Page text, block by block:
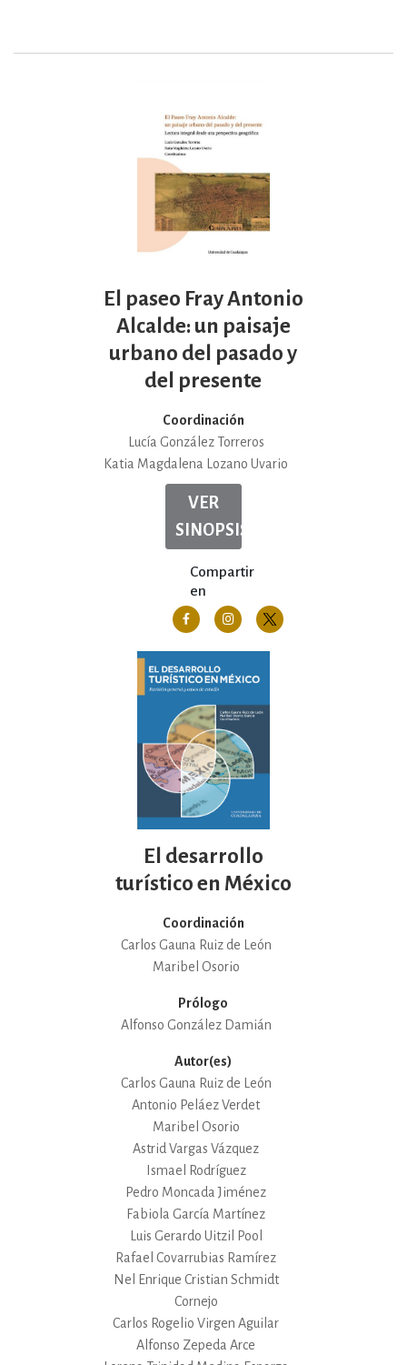
El paseo Fray Antonio
Alcalde: un paisaje
urbano del pasado y
del presente
Coordinación
Lucía González Torreros
Katia Magdalena Lozano Uvario
VER
SINOPSIS
Compartir
en
El desarrollo
turístico en México
Coordinación
Carlos Gauna Ruiz de León
Maribel Osorio
Prólogo
Alfonso González Damián
Autor(es)
Carlos Gauna Ruiz de León
Antonio Peláez Verdet
Maribel Osorio
Astrid Vargas Vázquez
Ismael Rodríguez
Pedro Moncada Jiménez
Fabiola García Martínez
Luis Gerardo Uitzil Pool
Rafael Covarrubias Ramírez
Nel Enrique Cristian Schmidt
Cornejo
Carlos Rogelio Virgen Aguilar
Alfonso Zepeda Arce